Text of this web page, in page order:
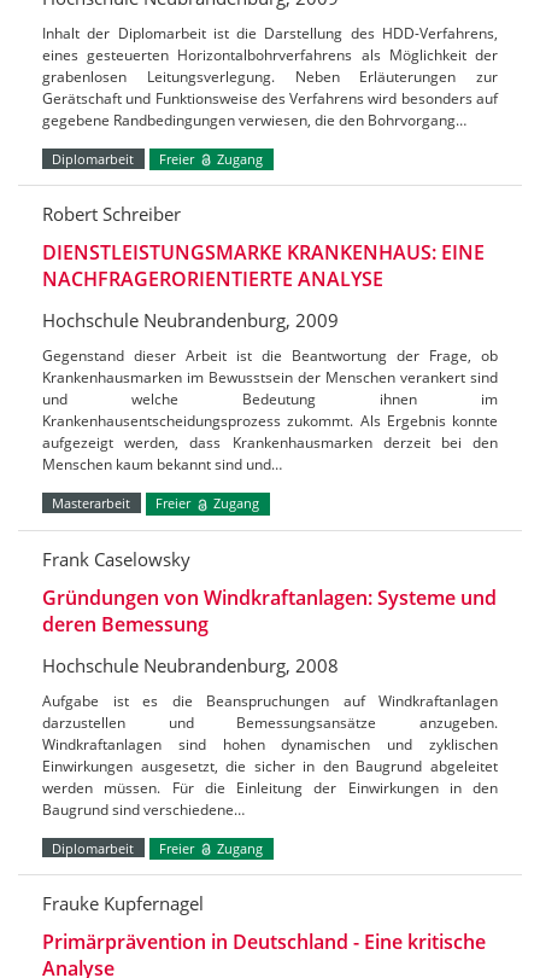
Inhalt der Diplomarbeit ist die Darstellung des HDD-Verfahrens,
eines gesteuerten Horizontalbohrverfahrens als Möglichkeit der
grabenlosen Leitungsverlegung. Neben Erläuterungen zur
Gerätschaft und Funktionsweise des Verfahrens wird besonders auf
gegebene Randbedingungen verwiesen, die den Bohrvorgang…
Diplomarbeit Freier Zugang
Robert Schreiber
DIENSTLEISTUNGSMARKE KRANKENHAUS: EINE
NACHFRAGERORIENTIERTE ANALYSE
Hochschule Neubrandenburg, 2009
Gegenstand dieser Arbeit ist die Beantwortung der Frage, ob
Krankenhausmarken im Bewusstsein der Menschen verankert sind
und welche Bedeutung ihnen im
Krankenhausentscheidungsprozess zukommt. Als Ergebnis konnte
aufgezeigt werden, dass Krankenhausmarken derzeit bei den
Menschen kaum bekannt sind und…
Masterarbeit Freier Zugang
Frank Caselowsky
Gründungen von Windkraftanlagen: Systeme und
deren Bemessung
Hochschule Neubrandenburg, 2008
Aufgabe ist es die Beanspruchungen auf Windkraftanlagen
darzustellen und Bemessungsansätze anzugeben.
Windkraftanlagen sind hohen dynamischen und zyklischen
Einwirkungen ausgesetzt, die sicher in den Baugrund abgeleitet
werden müssen. Für die Einleitung der Einwirkungen in den
Baugrund sind verschiedene…
Diplomarbeit Freier Zugang
Frauke Kupfernagel
Primärprävention in Deutschland - Eine kritische
Analyse